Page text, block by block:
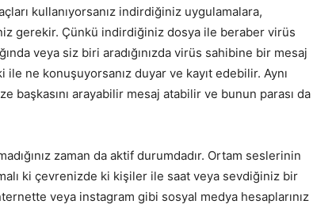
kullanıyorsanız indirdiğiniz uygulamalara,
gerekir. Çünkü indirdiğiniz dosya ile beraber virüs
veya siz biri aradığınızda virüs sahibine bir mesaj
ne konuşuyorsanız duyar ve kayıt edebilir. Aynı
başkasını arayabilir mesaj atabilir ve bunun parası da
zaman da aktif durumdadır. Ortam seslerinin
ki çevrenizde ki kişiler ile saat veya sevdiğiniz bir
veya instagram gibi sosyal medya hesaplarınız